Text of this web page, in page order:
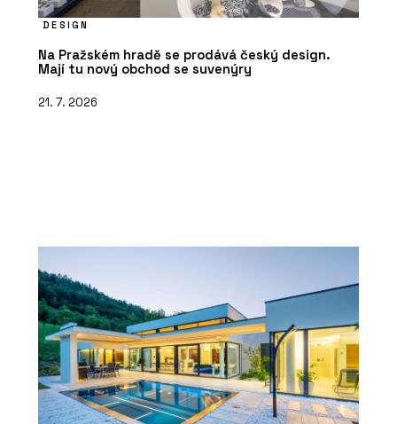
DESIGN
Na Pražském hradě se prodává český design.
Mají tu nový obchod se suvenýry
21. 7. 2026